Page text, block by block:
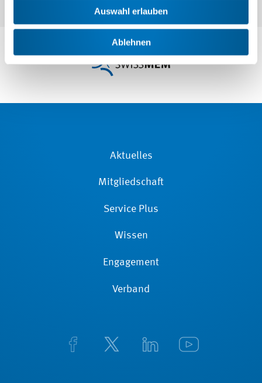
Auswahl erlauben
Ablehnen
Aktuelles
Mitgliedschaft
Service Plus
Wissen
Engagement
Verband